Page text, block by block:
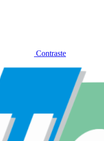
Contraste